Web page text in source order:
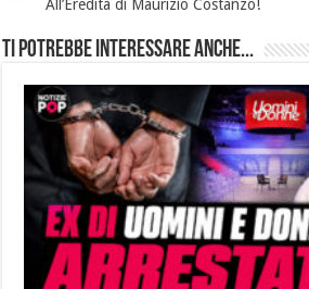
All’Eredità di Maurizio Costanzo!
Ti potrebbe interessare anche...